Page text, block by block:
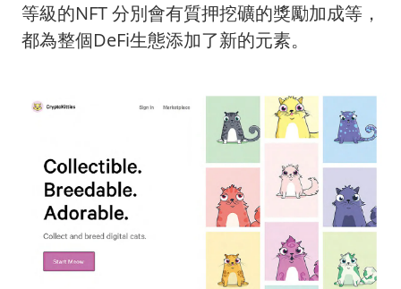
等級的NFT 分別會有質押挖礦的獎勵加成等，
都為整個DeFi生態添加了新的元素。